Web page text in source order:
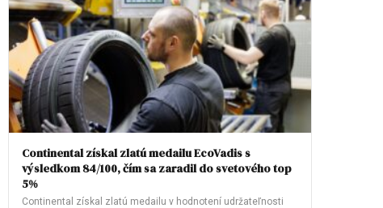
Continental získal zlatú medailu EcoVadis s
výsledkom 84/100, čím sa zaradil do svetového top
5%
Continental získal zlatú medailu v hodnotení udržateľnosti